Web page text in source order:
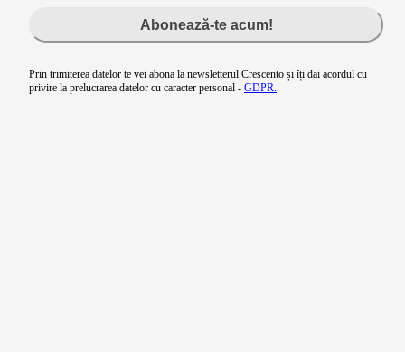
Abonează-te acum!
Prin trimiterea datelor te vei abona la newsletterul Crescento și îți dai acordul cu
privire la prelucrarea datelor cu caracter personal - GDPR.